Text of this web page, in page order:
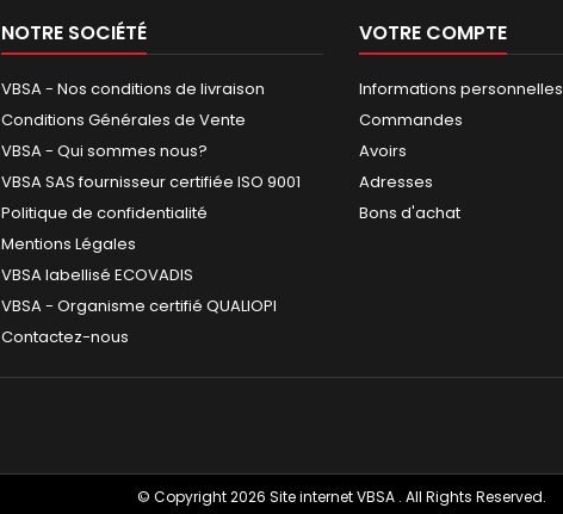
NOTRE SOCIÉTÉ
VBSA - Nos conditions de livraison
Conditions Générales de Vente
VBSA - Qui sommes nous?
VBSA SAS fournisseur certifiée ISO 9001
Politique de confidentialité
Mentions Légales
VBSA labellisé ECOVADIS
VBSA - Organisme certifié QUALIOPI
Contactez-nous
VOTRE COMPTE
Informations personnelles
Commandes
Avoirs
Adresses
Bons d'achat
© Copyright 2026 Site internet VBSA . All Rights Reserved.